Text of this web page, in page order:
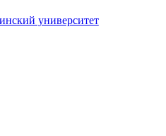
университет